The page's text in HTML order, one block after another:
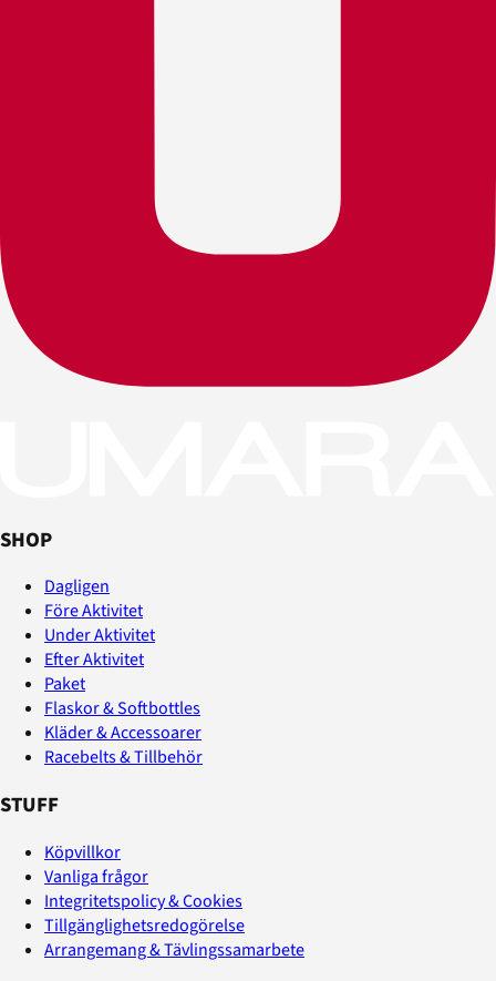
SHOP
Dagligen
Före Aktivitet
Under Aktivitet
Efter Aktivitet
Paket
Flaskor & Softbottles
Kläder & Accessoarer
Racebelts & Tillbehör
STUFF
Köpvillkor
Vanliga frågor
Integritetspolicy & Cookies
Tillgänglighetsredogörelse
Arrangemang & Tävlingssamarbete